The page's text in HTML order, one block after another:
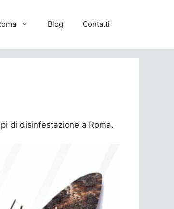
Blog Contatti
di disinfestazione a Roma.